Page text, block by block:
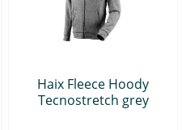
Haix Fleece Hoody
Tecnostretch grey